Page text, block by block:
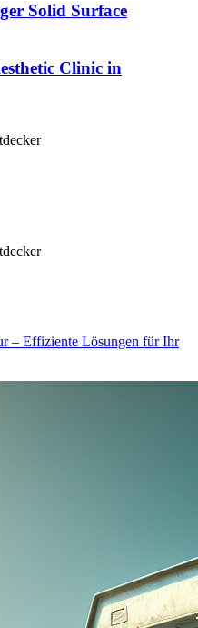
Solid Surface
Clinic in
– Effiziente Lösungen für Ihr